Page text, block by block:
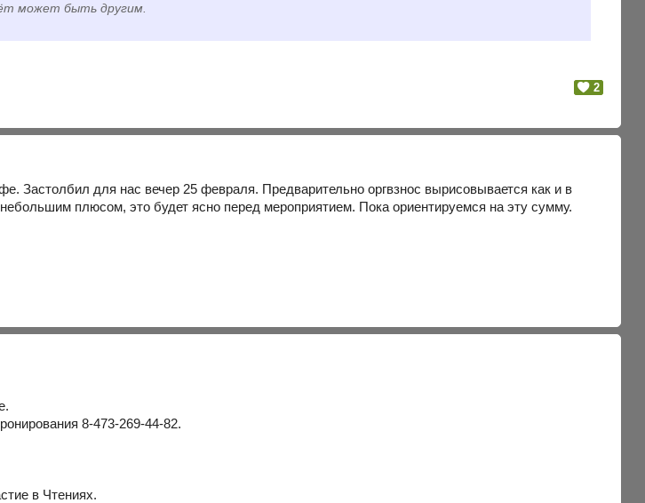
может быть другим.
2
Застолбил для нас вечер 25 февраля. Предварительно оргвзнос вырисовывается как и в
плюсом, это будет ясно перед мероприятием. Пока ориентируемся на эту сумму.
8-473-269-44-82.
в Чтениях.